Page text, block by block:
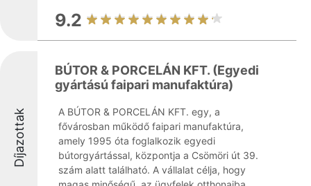
9.2
Díjazottak
BÚTOR & PORCELÁN KFT. (Egyedi
gyártású faipari manufaktúra)
A BÚTOR & PORCELÁN KFT. egy, a
fővárosban működő faipari manufaktúra,
amely 1995 óta foglalkozik egyedi
bútorgyártással, központja a Csömöri út 39.
szám alatt található. A vállalat célja, hogy